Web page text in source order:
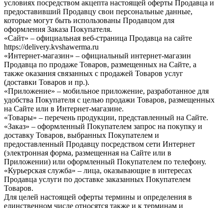
условиях посредством акцепта настоящей оферты Продавца и
предоставивший Продавцу свои персональные данные,
которые могут быть использованы Продавцом для
оформления Заказа Покупателя.
«Сайт» – официальная веб-страница Продавца на сайте
https://delivery.kvshawerma.ru
«Интернет-магазин» – официальный интернет-магазин
Продавца по продаже Товаров, размещенных на Сайте, а
также оказания связанных с продажей Товаров услуг
(доставки Товаров и пр.).
«Приложение» – мобильное приложение, разработанное для
удобства Покупателя с целью продажи Товаров, размещенных
на Сайте или в Интернет-магазине.
«Товары» – перечень продукции, представленный на Сайте.
«Заказ» – оформленный Покупателем запрос на покупку и
доставку Товаров, выбранных Покупателем и
предоставленный Продавцу посредством сети Интернет
(электронная форма, размещенная на Сайте или в
Приложении) или оформленный Покупателем по телефону.
«Курьерская служба» – лица, оказывающие в интересах
Продавца услуги по доставке заказанных Покупателем
Товаров.
Для целей настоящей оферты термины и определения в
единственном числе относятся также и к терминам и